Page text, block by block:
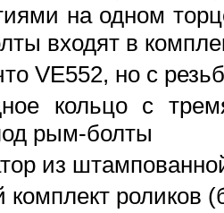
на одном
входят в
VE552, но с
кольцо с
рым-болты
из
роликов